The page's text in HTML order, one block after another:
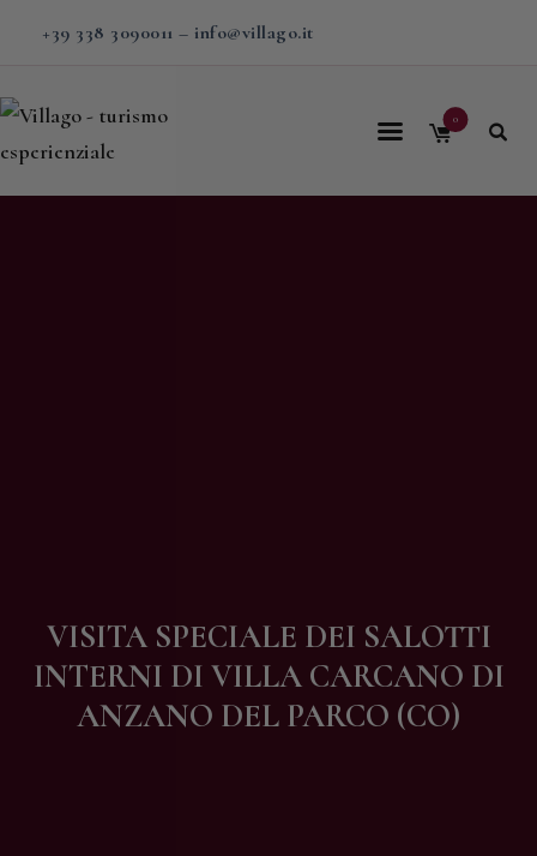
+39 338 3090011 – info@villago.it
0
VISITA SPECIALE DEI SALOTTI
INTERNI DI VILLA CARCANO DI
ANZANO DEL PARCO (CO)
Home